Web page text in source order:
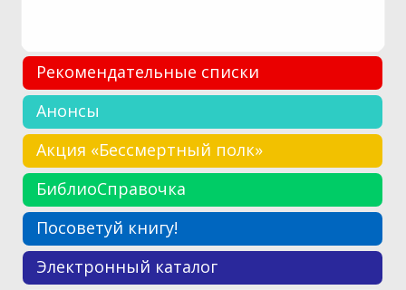
Рекомендательные списки
Анонсы
Акция «Бессмертный полк»
БиблиоСправочка
Посоветуй книгу!
Электронный каталог